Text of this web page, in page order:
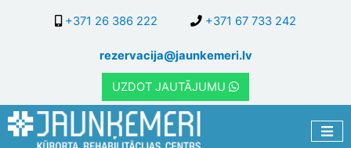
galveno
saturu
+371 26 386 222 +371 67 733 242
rezervacija@jaunkemeri.lv
UZDOT JAUTĀJUMU